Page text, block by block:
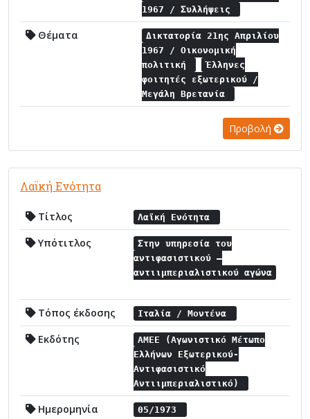
1967 / Συλλήψεις
Θέματα
Δικτατορία 21ης Απριλίου
1967 / Οικονομική
πολιτική
Έλληνες
φοιτητές εξωτερικού /
Μεγάλη Βρετανία
Προβολή
Λαϊκή Ενότητα
Τίτλος Λαϊκή Ενότητα
Υπότιτλος
Στην υπηρεσία του
αντιφασιστικού –
αντιιμπεριαλιστικού αγώνα
Τόπος έκδοσης Ιταλία / Μοντένα
Εκδότης
ΑΜΕΕ (Αγωνιστικό Μέτωπο
Ελλήνων Εξωτερικού-
Αντιφασιστικό
Αντιιμπεριαλιστικό)
Ημερομηνία 05/1973